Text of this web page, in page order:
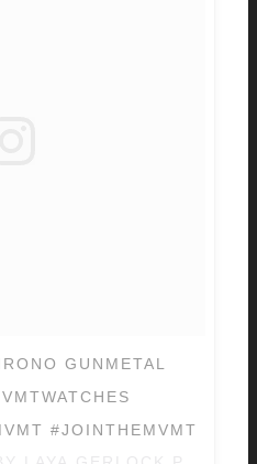
GUNMETAL
#JOINTHEMVMT